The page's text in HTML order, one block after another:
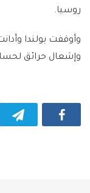
روسيا.
وأوقفت بولندا
وإشعال حرائق